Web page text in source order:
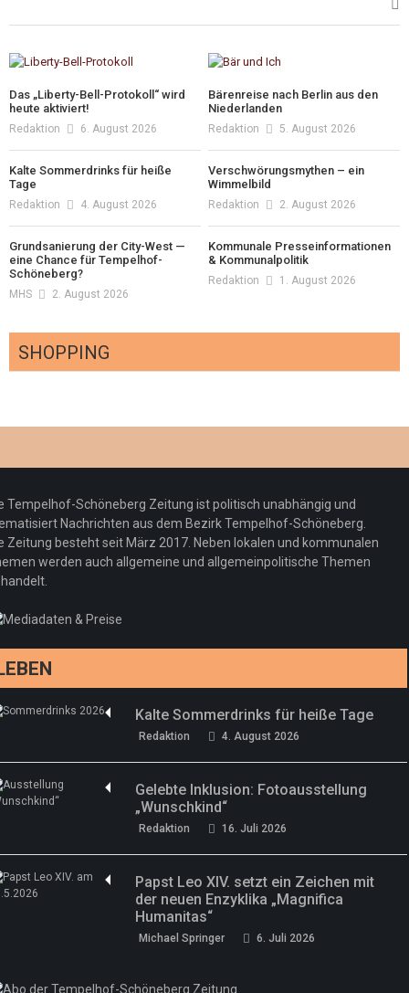
Das „Liberty-Bell-Protokoll“ wird
heute aktiviert!
Redaktion 6. August 2026
Bärenreise nach Berlin aus den
Niederlanden
Redaktion 5. August 2026
Kalte Sommerdrinks für heiße
Tage
Redaktion 4. August 2026
Verschwörungsmythen – ein
Wimmelbild
Redaktion 2. August 2026
Grundsanierung der City-West —
eine Chance für Tempelhof-
Schöneberg?
MHS 2. August 2026
Kommunale Presseinformationen
& Kommunalpolitik
Redaktion 1. August 2026
SHOPPING
Redaktion 23. Juli 2026
Pepe Jeans London mit Summer Sale und
neuer Kollektion
Redaktion 19. Juli 2026
Woher kommt der Honig? – Neue EU-
Regeln gelten 14. Juni
drei neue Specials zur Fußball-WM
Tempelhof-Schöneberg Zeitung ist politisch unabhängig und
Nachrichten aus dem Bezirk Tempelhof-Schöneberg.
Zeitung besteht seit März 2017. Neben lokalen und kommunalen
werden auch allgemeine und allgemeinpolitische Themen
Kalte Sommerdrinks für heiße Tage
Redaktion 4. August 2026
Gelebte Inklusion: Fotoausstellung
„Wunschkind“
Redaktion 16. Juli 2026
Papst Leo XIV. setzt ein Zeichen mit
der neuen Enzyklika „Magnifica
Humanitas“
Michael Springer 6. Juli 2026